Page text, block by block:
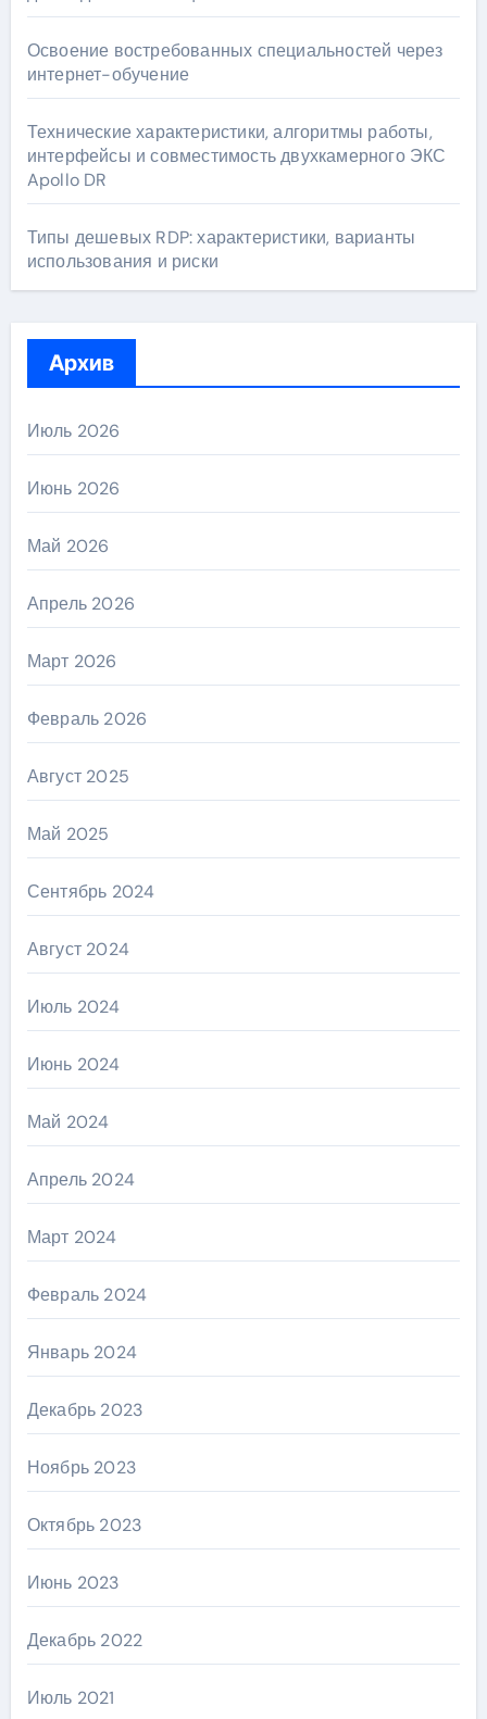
Освоение востребованных специальностей через
интернет-обучение
Технические характеристики, алгоритмы работы,
интерфейсы и совместимость двухкамерного ЭКС
Apollo DR
Типы дешевых RDP: характеристики, варианты
использования и риски
Архив
Июль 2026
Июнь 2026
Май 2026
Апрель 2026
Март 2026
Февраль 2026
Август 2025
Май 2025
Сентябрь 2024
Август 2024
Июль 2024
Июнь 2024
Май 2024
Апрель 2024
Март 2024
Февраль 2024
Январь 2024
Декабрь 2023
Ноябрь 2023
Октябрь 2023
Июнь 2023
Декабрь 2022
Июль 2021